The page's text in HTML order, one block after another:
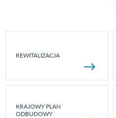
REWITALIZACJA
KRAJOWY PLAN
ODBUDOWY